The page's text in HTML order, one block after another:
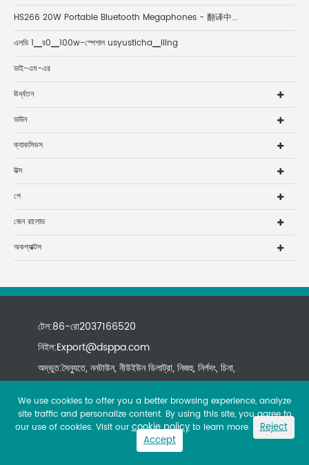
HS266 20W Portable Bluetooth Megaphones - 翻译中...
এলডি 1▁র0▁100w-স্পেশাল usyusticha▁iling
ডাই-এম-এর
ঊর্ধ্বতন
ডাউন
ক্যাকসিভস
উত্স
পে
জেন রালোড
অকপ্যাক্টস
টেল:86-রো2037166520
নিইল:Export@dsppa.com
অদ্ভুত:সৈন্যুতে, ননটাউন, নীউইউন ডিলাট্রা, নিজহু, নির্গদং, চিনা,
Copyright ©All rights reserved.
We use cookies to offer you a better browsing experience, analyze
site traffic and personalize content. By using this site, you agree to
our use of cookies. Visit ourcookie policyto learn more.
Reject
Accept